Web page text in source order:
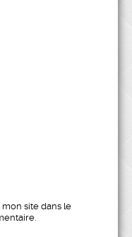
site dans le